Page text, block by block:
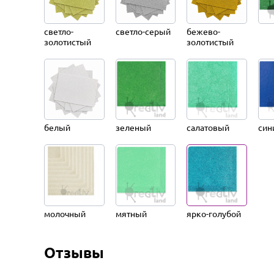
светло-
золотистый
светло-серый
бежево-
золотистый
белый зеленый салатовый
молочный мятный ярко-голубой
Отзывы